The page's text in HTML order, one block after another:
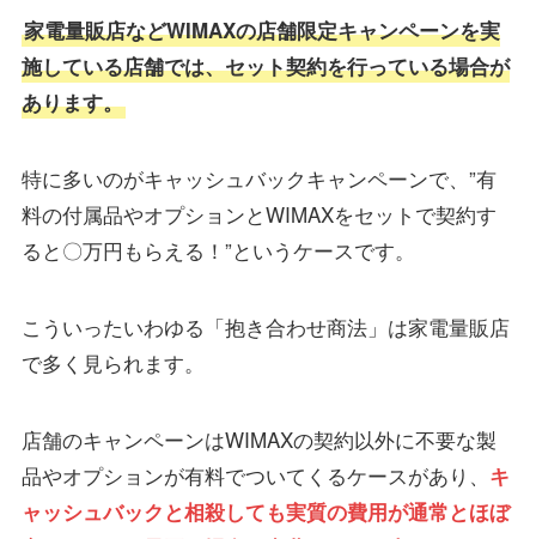
家電量販店などWIMAXの店舗限定キャンペーンを実
施している店舗では、セット契約を行っている場合が
あります。
特に多いのがキャッシュバックキャンペーンで、”有
料の付属品やオプションとWIMAXをセットで契約す
ると〇万円もらえる！”というケースです。
こういったいわゆる「抱き合わせ商法」は家電量販店
で多く見られます。
店舗のキャンペーンはWIMAXの契約以外に不要な製
品やオプションが有料でついてくるケースがあり、 キ
ャッシュバックと相殺しても実質の費用が通常とほぼ